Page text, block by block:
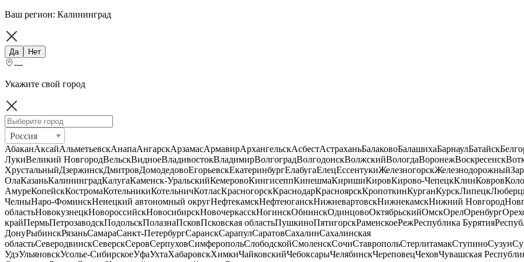
Ваш регион: Калининград
Да Нет
---
Укажите свой город
Россия
АбаканАксайАльметьевскАнапаАнгарскАрзамасАрмавирАрхангельскАсбестАстраханьБалаковоБалашихаБарнаулБатайск
ЛукиВеликий НовгородВельскВидноеВладивостокВладимирВолгоградВолгодонскВолжскийВологдаВоронежВоскресенск
ХрустальныйДзержинскДмитровДомодедовоЕгорьевскЕкатеринбургЕлабугаЕлецЕссентукиЖелезногорскЖелезнодорожный
ОлаКазаньКалининградКалугаКаменск-УральскийКемеровоКингисеппКинешмаКиришиКировКирово-ЧепецкКлинКовров
АмуреКопейскКостромаКотельникиКотельничКотласКрасногорскКраснодарКрасноярскКропоткинКурганКурскЛипецк
ЧелныНаро-ФоминскНенецкий автономный округНефтекамскНефтеюганскНижневартовскНижнекамскНижний Новгород
областьНовокузнецкНовороссийскНовосибирскНовочеркасскНогинскОбнинскОдинцовоОктябрьскийОмскОрелОренбург
крайПермьПетрозаводскПодольскПолазнаПсковПсковская областьПушкиноПятигорскРаменскоеРежРеспублика Бурятия
ДонуРыбинскРязаньСамараСанкт-ПетербургСаранскСарапулСаратовСахалинСахалинская
областьСеверодвинскСеверскСеровСерпуховСимферопольСлободскойСмоленскСочиСтавропольСтерлитамакСтупиноСузун
УдэУльяновскУсолье-СибирскоеУфаУхтаХабаровскХимкиЧайковскийЧебоксарыЧелябинскЧереповецЧеховЧувашская